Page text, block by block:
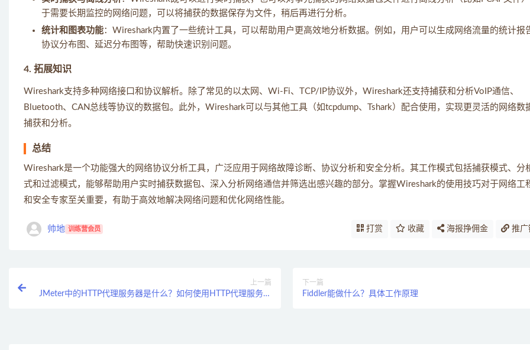
于需要长期监控的网络问题，可以将捕获的数据保存为文件，稍后再进行分析。
统计和图表功能：Wireshark内置了一些统计工具，可以帮助用户更高效地分析数据。例如，用户可以生成网络流量的统计报
协议分布图、延迟分布图等，帮助快速识别问题。
4. 拓展知识
Wireshark支持多种网络接口和协议解析。除了常见的以太网、Wi-Fi、TCP/IP协议外，Wireshark还支持捕获和分析VoIP通信、
Bluetooth、CAN总线等协议的数据包。此外，Wireshark可以与其他工具（如tcpdump、Tshark）配合使用，实现更灵活的网络数
捕获和分析。
总结
Wireshark是一个功能强大的网络协议分析工具，广泛应用于网络故障诊断、协议分析和安全分析。其工作模式包括捕获模式、分
式和过滤模式，能够帮助用户实时捕获数据包、深入分析网络通信并筛选出感兴趣的部分。掌握Wireshark的使用技巧对于网络工
和安全专家至关重要，有助于高效地解决网络问题和优化网络性能。
帅地 训练营会员 打赏 收藏 海报挣佣金 推广
上一篇
JMeter中的HTTP代理服务器是什么？如何使用HTTP代理服务器
下一篇
Fiddler能做什么？具体工作原理